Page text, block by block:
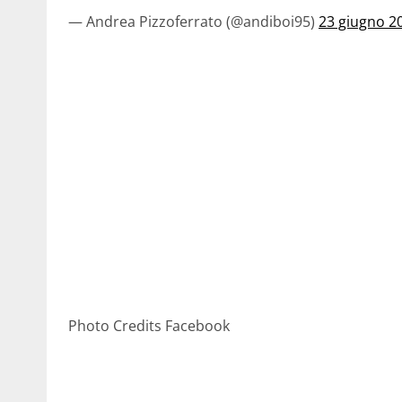
— Andrea Pizzoferrato (@andiboi95) 23 giugno
Photo Credits Facebook